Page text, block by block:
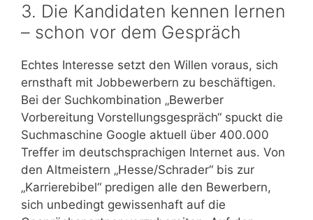
3. Die Kandidaten kennen lernen
– schon vor dem Gespräch
Echtes Interesse setzt den Willen voraus, sich
ernsthaft mit Jobbewerbern zu beschäftigen.
Bei der Suchkombination „Bewerber
Vorbereitung Vorstellungsgespräch“ spuckt die
Suchmaschine Google aktuell über 400.000
Treffer im deutschsprachigen Internet aus. Von
den Altmeistern „Hesse/Schrader“ bis zur
„Karrierebibel“ predigen alle den Bewerbern,
sich unbedingt gewissenhaft auf die